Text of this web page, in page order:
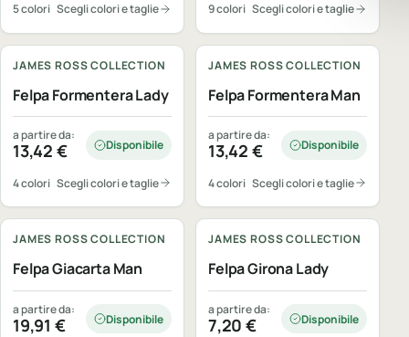
5 colori Scegli colori e taglie 9 colori Scegli colori e taglie
JAMES ROSS COLLECTION
Felpa Formentera Lady
a partire da:
13,42 € Disponibile
4 colori Scegli colori e taglie
JAMES ROSS COLLECTION
Felpa Formentera Man
a partire da:
13,42 € Disponibile
4 colori Scegli colori e taglie
JAMES ROSS COLLECTION
Felpa Giacarta Man
a partire da:
19,91 € Disponibile
JAMES ROSS COLLECTION
Felpa Girona Lady
a partire da:
7,20€ Disponibile